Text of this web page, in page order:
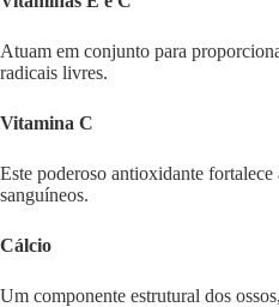
Atuam em conjunto para
radicais livres.
Vitamina C
Este poderoso antioxidante fortalece
sanguíneos.
Cálcio
Um componente estrutural dos